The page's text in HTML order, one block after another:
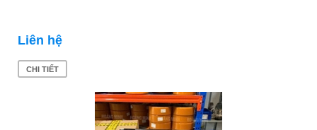
Liên hệ
CHI TIẾT